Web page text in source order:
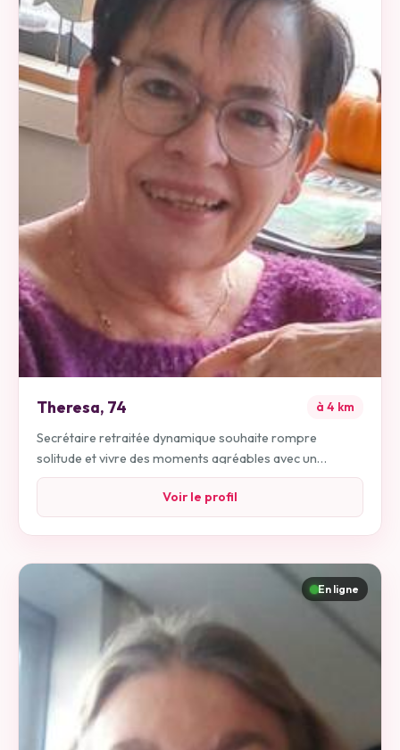
Theresa, 74 à 4 km
Secrétaire retraitée dynamique souhaite rompre
solitude et vivre des moments agréables avec un
homme énergique soucieux de son apparence.
Voir le profil
En ligne